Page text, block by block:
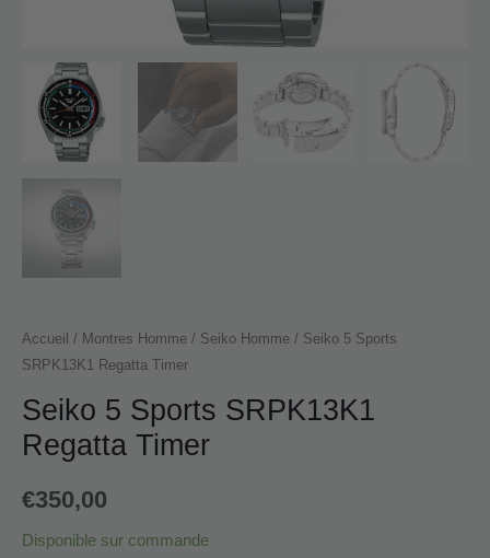
Accueil / Montres Homme / Seiko Homme / Seiko 5 Sports
SRPK13K1 Regatta Timer
Seiko 5 Sports SRPK13K1
Regatta Timer
€350,00
Disponible sur commande